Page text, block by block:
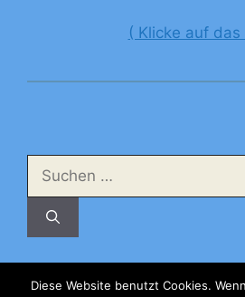
( Klicke auf das
nach:
Diese Website benutzt Cookies.